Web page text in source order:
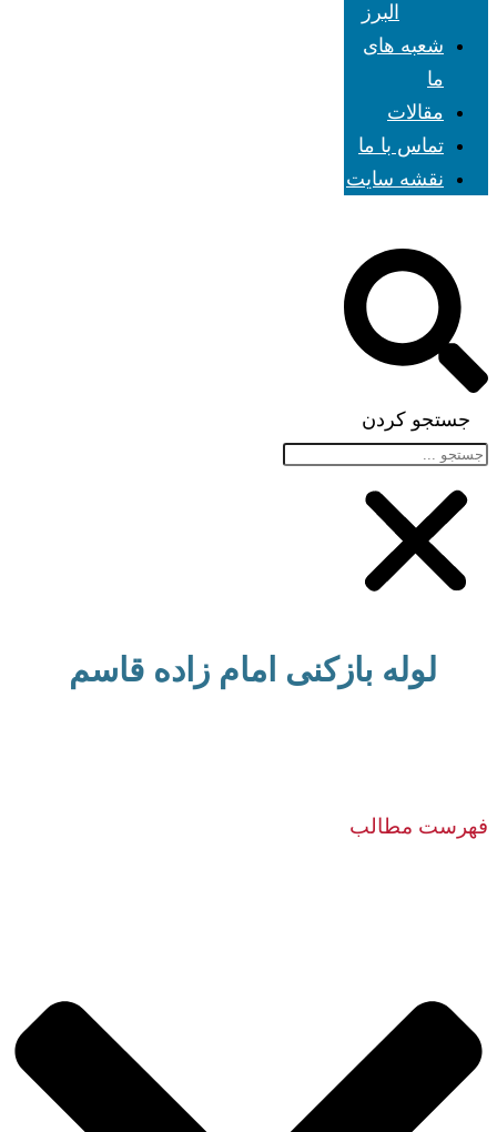
البرز
شعبه های
ما
مقالات
تماس با ما
نقشه سایت
جستجو کردن
لوله بازکنی امام زاده قاسم
فهرست مطالب